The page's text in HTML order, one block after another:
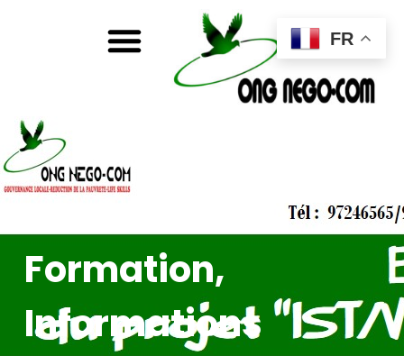
Formation,
Informations
FR